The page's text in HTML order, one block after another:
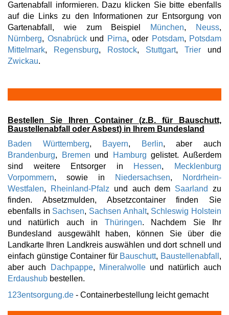
Gartenabfall informieren. Dazu klicken Sie bitte ebenfalls
auf die Links zu den Informationen zur Entsorgung von
Gartenabfall, wie zum Beispiel
München, Neuss,
Nürnberg, Osnabrückund Pirna, oder Potsdam, Potsdam
Mittelmark, Regensburg, Rostock, Stuttgart, Trier und
Zwickau.
Bestellen Sie Ihren Container (z.B. für Bauschutt,
Baustellenabfall oder Asbest) in Ihrem Bundesland
Baden Württemberg, Bayern, Berlin, aber auch
Brandenburg, Bremen und Hamburg gelistet. Außerdem
sind weitere Entsorger in Hessen,
Mecklenburg
Vorpommern, sowie in Niedersachsen,
Nordrhein-
Westfalen, Rheinland-Pfalzund auch dem Saarland
zu
finden. Absetzmulden, Absetzcontainer finden Sie
ebenfalls in Sachsen, Sachsen Anhalt, Schleswig Holstein
und natürlich auch in Thüringen. Nachdem Sie Ihr
Bundesland ausgewählt haben, können Sie über die
Landkarte Ihren Landkreis auswählen und dort schnell und
einfach günstige Container für Bauschutt, Baustellenabfall ,
aber auch
Dachpappe, Mineralwolle und natürlich auch
Erdaushub bestellen.
123entsorgung.de - Containerbestellung leicht gemacht